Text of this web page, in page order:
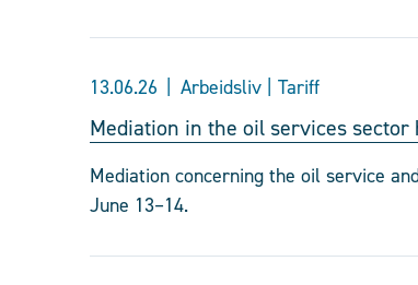
13.06.26 Arbeidsliv | Tariff
Mediation in the oil services sector
Mediation concerning the oil service
June 13–14.